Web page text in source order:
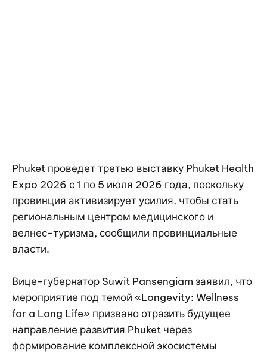
Phuket проведет третью выставку Phuket Health
Expo 2026 с 1 по 5 июля 2026 года, поскольку
провинция активизирует усилия, чтобы стать
региональным центром медицинского и
велнес-туризма, сообщили провинциальные
власти.
Вице-губернатор Suwit Pansengiam заявил, что
мероприятие под темой «Longevity: Wellness
for a Long Life» призвано отразить будущее
направление развития Phuket через
формирование комплексной экосистемы